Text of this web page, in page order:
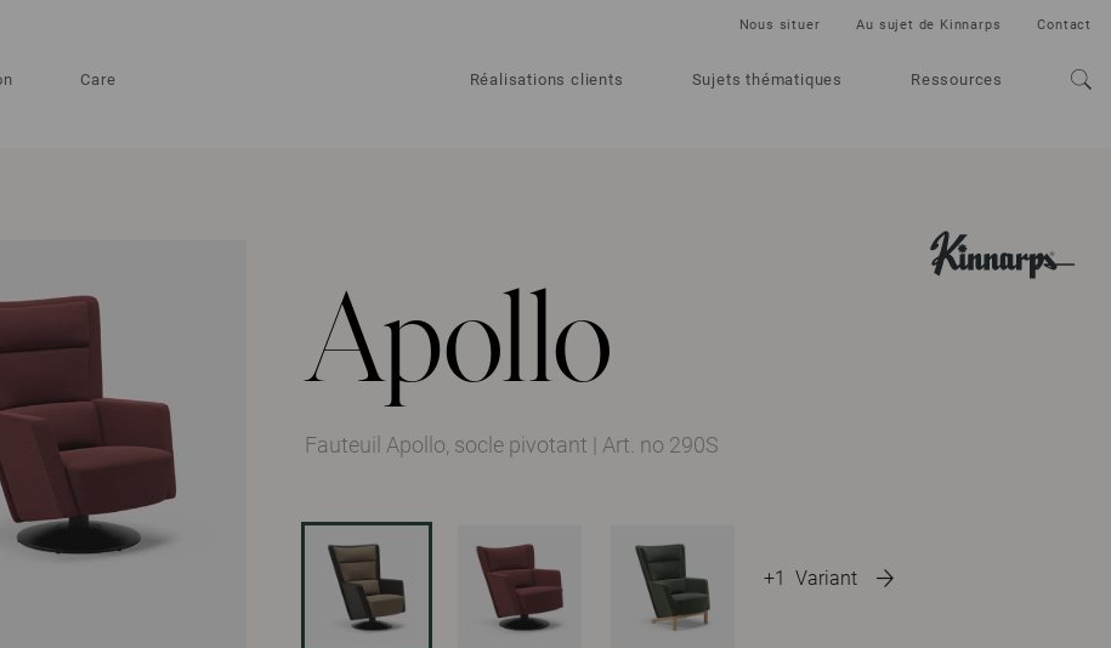
Care Réalisations clients Sujets thématiques Ressources
Nous situer Au sujet de Kinnarps Contact
Apollo
+1 Variant
Fauteuil Apollo, socle pivotant | Art. no 290S